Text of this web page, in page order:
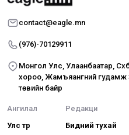
contact@eagle.mn
(976)-70129911
Монгол Улс, Улаанбаатар,
хороо, Жамъяангүний гудамж
төвийн байр
Ангилал
Улс төр
Редакци
Бидний тухай